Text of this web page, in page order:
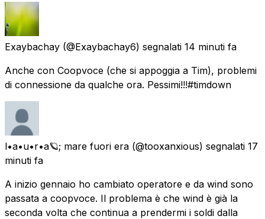
Exaybachay (@Exaybachay6) segnalati 14 minuti fa
Anche con Coopvoce (che si appoggia a Tim), problemi
di connessione da qualche ora. Pessimi!!!#timdown
l•a•u•r•a🪐; mare fuori era (@tooxanxious) segnalati 17
minuti fa
A inizio gennaio ho cambiato operatore e da wind sono
passata a coopvoce. Il problema è che wind è già la
seconda volta che continua a prendermi i soldi dalla